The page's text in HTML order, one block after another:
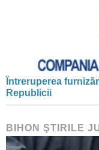
Întreruperea
Republicii
BIHON ŞTIRILE